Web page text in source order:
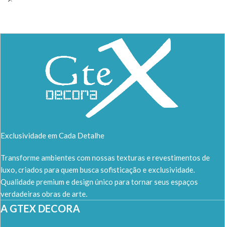
Exclusividade em Cada Detalhe
Transforme ambientes com nossas texturas e revestimentos de
luxo, criados para quem busca sofisticação e exclusividade.
Qualidade premium e design único para tornar seus espaços
verdadeiras obras de arte.
A GTEX DECORA